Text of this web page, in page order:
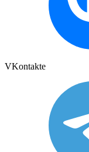
VKontakte